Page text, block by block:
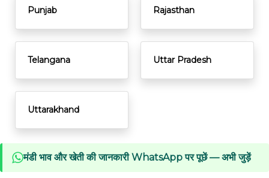
Punjab Rajasthan
Telangana Uttar Pradesh
Uttarakhand
मंडी भाव और खेती की जानकारी WhatsApp पर पूछें — अभी जुड़ें